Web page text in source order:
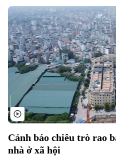
công thành phố Hà Nội
trực tuyến trên Cổng Dịch vụ
đơn giản, nhanh chóng.
Cảnh báo chiêu trò rao
nhà ở xã hội